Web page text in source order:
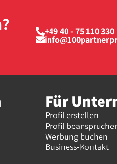
+49 40 - 75 110 330
Für
Profil erstellen
Profil
Werbung buchen
Business-Kontakt